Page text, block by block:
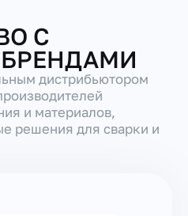
С
дистрибьютором
и материалов,
решения для сварки и